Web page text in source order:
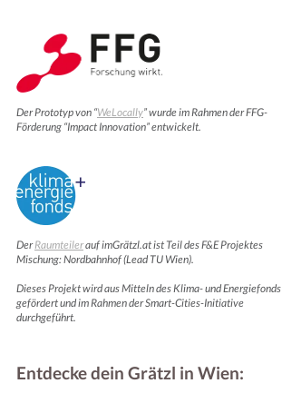
Der Prototyp von “WeLocally” wurde im Rahmen der FFG-
Förderung “Impact Innovation” entwickelt.
DerRaumteilerauf imGrätzl.at ist Teil des F&E Projektes
Mischung: Nordbahnhof (Lead TU Wien).
Dieses Projekt wird aus Mitteln des Klima- und Energiefonds
gefördert und im Rahmen der Smart-Cities-Initiative
durchgeführt.
Entdecke dein Grätzl in Wien: